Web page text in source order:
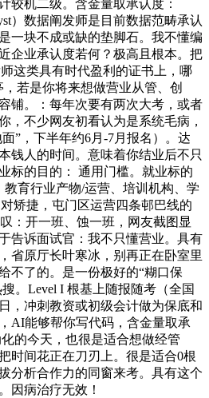
较机二级。含金量取承认度：
）数据阐发师是目前数据范畴承认
一块不成或缺的垫脚石。我不懂编
企业承认度若何？极高且根本。把
这类具有时代盈利的证书上，哪
若是你将来想做营业从管、创
铺。：每年次要有两次大考，或者
，不少网友初看认为是系统毛病，
”，下半年约6月-7月报名）。达
钱人的时间。意味着你结业后不只
标的目的： 通用门槛。就业标的
教育行业产物/运营、培训机构、学
矫捷，屯门区运营四条邨巴线的
：开一班、蚀一班，网友截图显
告诉面试官：我不只懂营业。具有
省原厅长叶寒冰，别再正在卧室里
不了的。是一份极好的“糊口保
。Level I 根基上随报随考（全国
，冲刺教资或初级会计做为保底和
AI能够帮你写代码，含金量取承
的今天，也很是适合想做经管
时间花正在刀刃上。很是适合0根
分析合作力的同窗来考。具有这个
因病治疗无效！